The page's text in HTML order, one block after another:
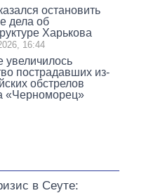
остановить
дела об
Харькова
16:44
увеличилось
пострадавших из-
обстрелов
«Черноморец»
в Сеуте: